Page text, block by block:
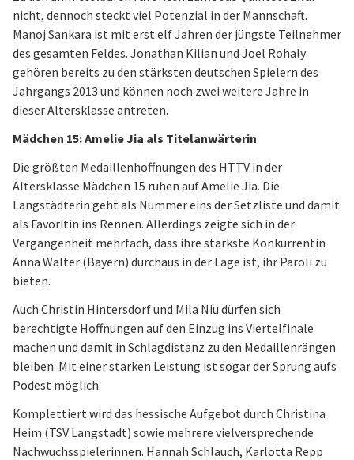
nicht, dennoch steckt viel Potenzial in der Mannschaft.
Manoj Sankara ist mit erst elf Jahren der jüngste Teilnehmer
des gesamten Feldes. Jonathan Kilian und Joel Rohaly
gehören bereits zu den stärksten deutschen Spielern des
Jahrgangs 2013 und können noch zwei weitere Jahre in
dieser Altersklasse antreten.
Mädchen 15: Amelie Jia als Titelanwärterin
Die größten Medaillenhoffnungen des HTTV in der
Altersklasse Mädchen 15 ruhen auf Amelie Jia. Die
Langstädterin geht als Nummer eins der Setzliste und damit
als Favoritin ins Rennen. Allerdings zeigte sich in der
Vergangenheit mehrfach, dass ihre stärkste Konkurrentin
Anna Walter (Bayern) durchaus in der Lage ist, ihr Paroli zu
bieten.
Auch Christin Hintersdorf und Mila Niu dürfen sich
berechtigte Hoffnungen auf den Einzug ins Viertelfinale
machen und damit in Schlagdistanz zu den Medaillenrängen
bleiben. Mit einer starken Leistung ist sogar der Sprung aufs
Podest möglich.
Komplettiert wird das hessische Aufgebot durch Christina
Heim (TSV Langstadt) sowie mehrere vielversprechende
Nachwuchsspielerinnen. Hannah Schlauch, Karlotta Repp